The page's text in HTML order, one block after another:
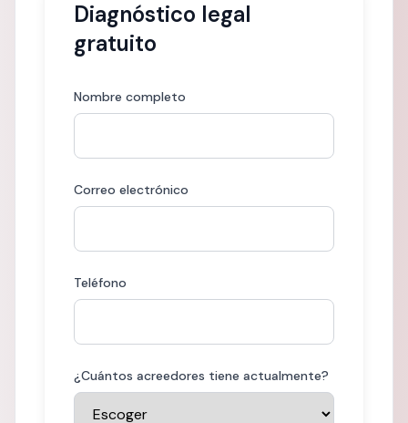
Diagnóstico legal
gratuito
Nombre completo
Correo electrónico
Teléfono
¿Cuántos acreedores tiene actualmente?